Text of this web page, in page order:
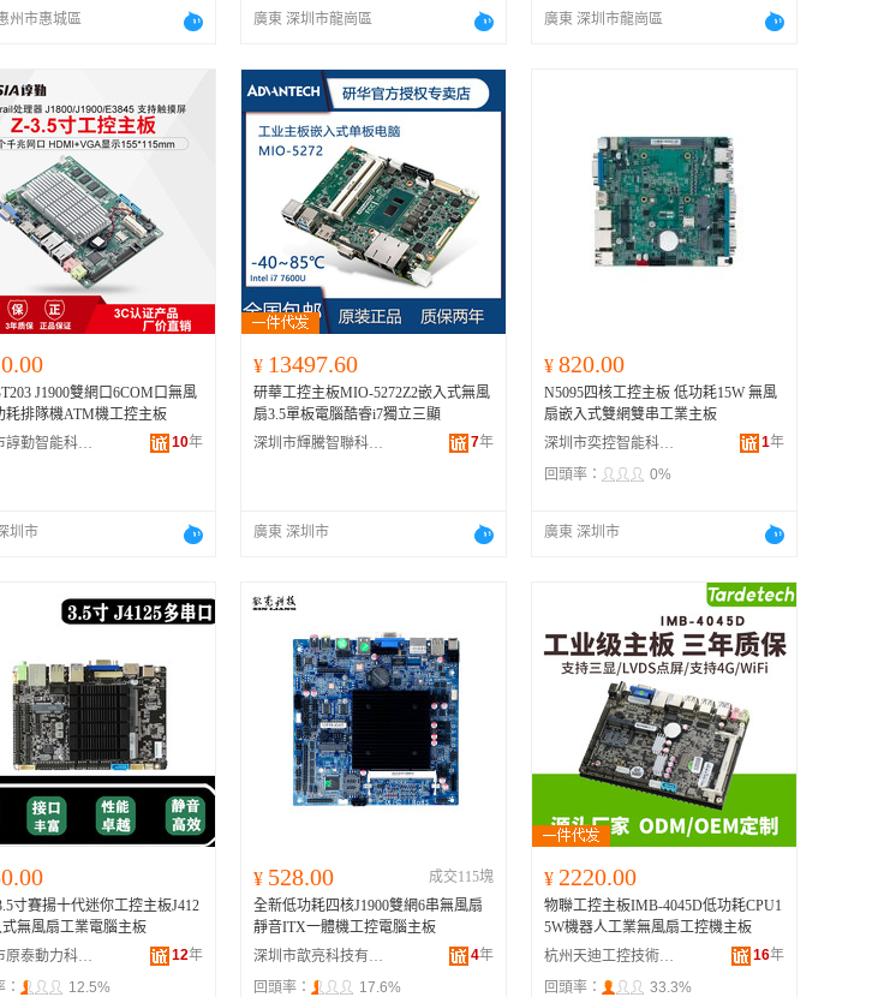
州市惠城區 廣東 深圳市龍崗區 廣東 深圳市龍崗區
J1900雙網口6COM口無風
耗排隊機ATM機工控主板
深圳市諄勤智能科技有限公司
10年
圳市
¥ 13497.60
研華工控主板MIO-5272Z2嵌入式無風
扇3.5單板電腦酷睿i7獨立三顯
深圳市輝騰智聯科技有限公司
7年
廣東 深圳市
¥ 820.00
N5095四核工控主板 低功耗15W 無風
扇嵌入式雙網雙串工業主板
深圳市奕控智能科技有限公司
1年
回頭率：
0%
廣東 深圳市
寸賽揚十代迷你工控主板J412
無風扇工業電腦主板
深圳市原泰動力科技有限公司
12年
12.5%
¥ 528.00
成交115塊
全新低功耗四核J1900雙網6串無風扇
靜音ITX一體機工控電腦主板
深圳市歆亮科技有限公司
4年
回頭率：
17.6%
¥ 2220.00
物聯工控主板IMB-4045D低功耗CPU1
5W機器人工業無風扇工控機主板
杭州天迪工控技術股份有限公司
16年
回頭率：
33.3%